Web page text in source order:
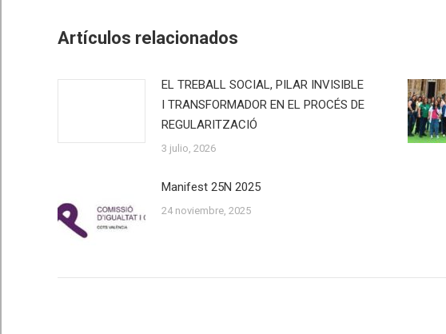
Artículos relacionados
EL TREBALL SOCIAL, PILAR INVISIBLE
I TRANSFORMADOR EN EL PROCÉS DE
REGULARITZACIÓ
3 julio, 2026
Manifest 25N 2025
24 noviembre, 2025